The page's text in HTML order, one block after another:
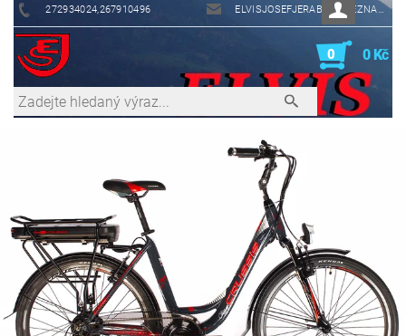
272934024,267910496 ELVISJOSEFJERABEK@SEZNAM.CZ
0 0 Kč